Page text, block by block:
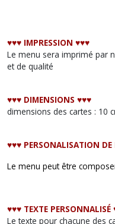
♥︎♥︎♥︎ IMPRESSION ♥︎♥︎♥︎
Le menu sera imprimé par
et de qualité
♥︎♥︎♥︎ DIMENSIONS ♥︎♥︎♥︎
dimensions des cartes : 10
♥︎♥︎♥︎ PERSONALISATION
Le menu peut être
♥︎♥︎♥︎ TEXTE PERSONNALISÉ
Le texte pour chacune des